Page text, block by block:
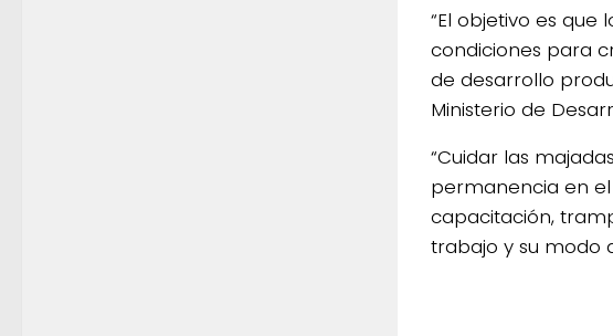
“El objetivo es
condiciones para
de desarrollo
Ministerio de
“Cuidar las
permanencia en
capacitación,
trabajo y su modo